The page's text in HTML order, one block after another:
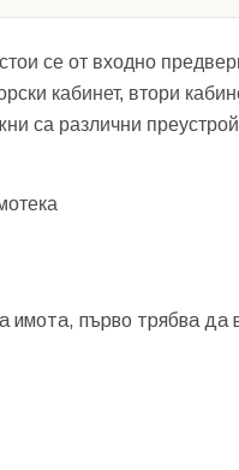
се от входно
кабинет, втори
са различни
имота, първо трябва да